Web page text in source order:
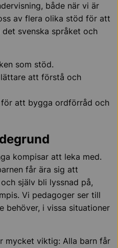
både när vi är
av flera olika stöd för att
svenska språket och
som stöd.
att förstå och
för att bygga ordförråd och
kompisar att leka med.
får ära sig att
själv bli lyssnad på,
Vi pedagoger ser till
behöver, i vissa situationer
mycket viktig: Alla barn får